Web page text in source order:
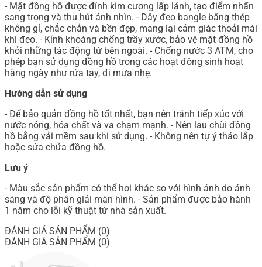
- Mặt đồng hồ được đính kim cương lấp lánh, tạo điểm nhấn
sang trọng và thu hút ánh nhìn. - Dây đeo bangle bằng thép
không gỉ, chắc chắn và bền đẹp, mang lại cảm giác thoải mái
khi đeo. - Kính khoáng chống trầy xước, bảo vệ mặt đồng hồ
khỏi những tác động từ bên ngoài. - Chống nước 3 ATM, cho
phép bạn sử dụng đồng hồ trong các hoạt động sinh hoạt
hàng ngày như rửa tay, đi mưa nhẹ.
Hướng dẫn sử dụng
- Để bảo quản đồng hồ tốt nhất, bạn nên tránh tiếp xúc với
nước nóng, hóa chất và va chạm mạnh. - Nên lau chùi đồng
hồ bằng vải mềm sau khi sử dụng. - Không nên tự ý tháo lắp
hoặc sửa chữa đồng hồ.
Lưu ý
- Màu sắc sản phẩm có thể hơi khác so với hình ảnh do ánh
sáng và độ phân giải màn hình. - Sản phẩm được bảo hành
1 năm cho lỗi kỹ thuật từ nhà sản xuất.
ĐÁNH GIÁ SẢN PHẨM (0)
ĐÁNH GIÁ SẢN PHẨM (0)